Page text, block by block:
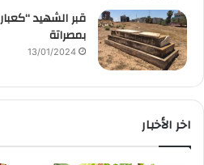
قبر الشهيد
بمصراتة
13/01/2024
اخر الأخبار